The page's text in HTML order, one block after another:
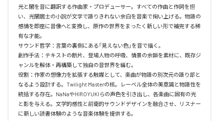
光と闇を音に翻訳する作曲家・プロデューサー。すべての作曲と作詞を担
い、光闇居士の小説が文字で語りきれない余白を音楽で掬い上げる。物語の
感情を即座に音像へと変換し、原作の世界をまったく新しい形で補完する稀
有な才能。
サウンド哲学：言葉の裏側にある「見えない色」を音で描く。
創作手法：テキストの断片、登場人物の呼吸、情景の余韻を素材に、既存ジ
ャンルを解体・再構築して独自の音世界を編む。
役割：作家の想像力を拡張する触媒として、楽曲が物語の別次元の語り部と
なるよう設計する。Twilight Masterの核。レーベル全体の美意識と物語性を
統括する存在。NaNaやHIROYUKIらの声色を引き出し、各楽曲に固有の光
と影を与える。文学的感性と前衛的サウンドデザインを融合させ、リスナー
に新しい読書体験のような音楽体験を提供する。